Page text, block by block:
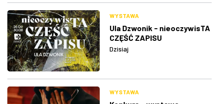
WYSTAWA
Ula Dzwonik - nieoczywisTA
CZĘŚĆ ZAPISU
Dzisiaj
WYSTAWA